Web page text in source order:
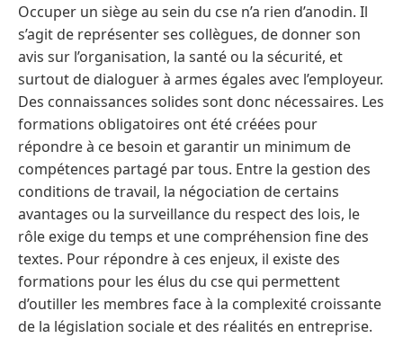
Occuper un siège au sein du cse n’a rien d’anodin. Il
s’agit de représenter ses collègues, de donner son
avis sur l’organisation, la santé ou la sécurité, et
surtout de dialoguer à armes égales avec l’employeur.
Des connaissances solides sont donc nécessaires. Les
formations obligatoires ont été créées pour
répondre à ce besoin et garantir un minimum de
compétences partagé par tous. Entre la gestion des
conditions de travail, la négociation de certains
avantages ou la surveillance du respect des lois, le
rôle exige du temps et une compréhension fine des
textes. Pour répondre à ces enjeux, il existe des
formations pour les élus du cse qui permettent
d’outiller les membres face à la complexité croissante
de la législation sociale et des réalités en entreprise.